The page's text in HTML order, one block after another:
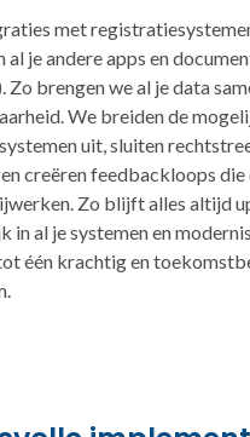
met
al je andere apps en
Zo brengen we al je data
We breiden de
uit, sluiten
creëren feedbackloops die
Zo blijft alles altijd
in al je systemen en
één krachtig en